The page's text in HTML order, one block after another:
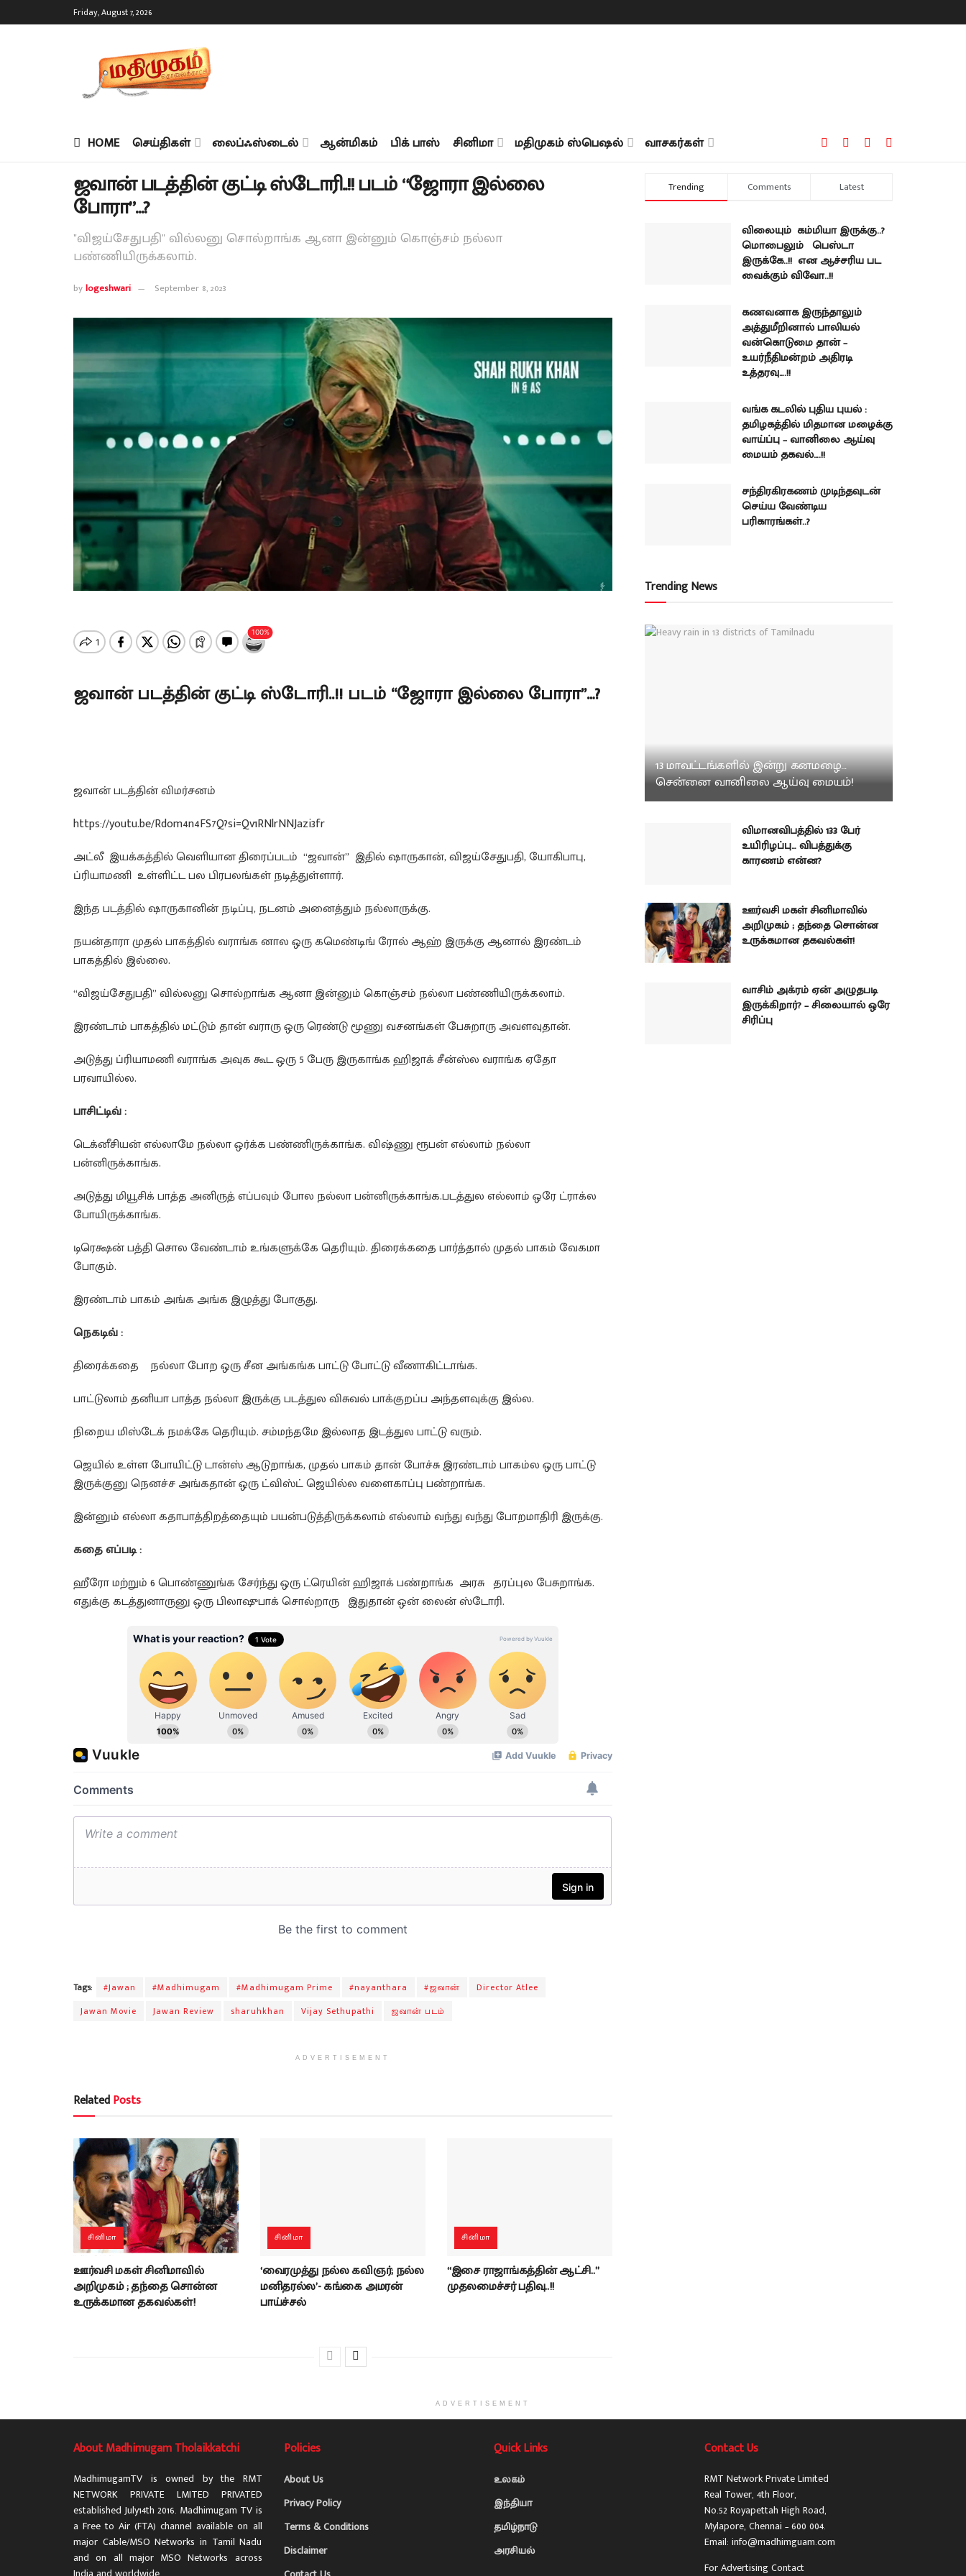
Friday, August 7, 2026
HOME செய்திகள் லைப்ஃஸ்டைல் ஆன்மிகம் பிக் பாஸ் சினிமா மதிமுகம் ஸ்பெஷல் வாசகர்கள்
ஜவான் படத்தின் குட்டி ஸ்டோரி..!! படம் “ஜோரா இல்லை
போரா”…?
"விஜய்சேதுபதி" வில்லனு சொல்றாங்க ஆனா இன்னும் கொஞ்சம் நல்லா
பண்ணியிருக்கலாம்.
bylogeshwari September 8, 2023
ஜவான் படத்தின் குட்டி ஸ்டோரி..!! படம் “ஜோரா இல்லை போரா”…?
ஜவான் படத்தின் விமர்சனம்
https://youtu.be/Rdom4n4FS7Q?si=Qv1RNlrNNJazi3fr
அட்லீ இயக்கத்தில் வெளியான திரைப்படம் “ஜவான்” இதில் ஷாருகான், விஜய்சேதுபதி, யோகிபாபு,
ப்ரியாமணி உள்ளிட்ட பல பிரபலங்கள் நடித்துள்ளார்.
இந்த படத்தில் ஷாருகானின் நடிப்பு, நடனம் அனைத்தும் நல்லாருக்கு.
நயன்தாரா முதல் பாகத்தில் வராங்க னால ஒரு கமெண்டிங் ரோல் ஆஹ் இருக்கு ஆனால் இரண்டம்
பாகத்தில் இல்லை.
“விஜய்சேதுபதி” வில்லனு சொல்றாங்க ஆனா இன்னும் கொஞ்சம் நல்லா பண்ணியிருக்கலாம்.
இரண்டாம் பாகத்தில் மட்டும் தான் வராரு ஒரு ரெண்டு மூணு வசனங்கள் பேசுறாரு அவளவுதான்.
அடுத்து ப்ரியாமணி வராங்க அவுக கூட ஒரு 5 பேரு இருகாங்க ஹிஜாக் சீன்ஸ்ல வராங்க ஏதோ
பரவாயில்ல.
பாசிட்டிவ் :
டெக்னீசியன் எல்லாமே நல்லா ஒர்க்க பண்ணிருக்காங்க. விஷ்ணு ரூபன் எல்லாம் நல்லா
பன்னிருக்காங்க.
அடுத்து மியூசிக் பாத்த அனிருத் எப்பவும் போல நல்லா பன்னிருக்காங்க.படத்துல எல்லாம் ஒரே ட்ராக்ல
போயிருக்காங்க.
டிரெக்ஷன் பத்தி சொல வேண்டாம் உங்களுக்கே தெரியும். திரைக்கதை பார்த்தால் முதல் பாகம் வேகமா
போகும்.
இரண்டாம் பாகம் அங்க அங்க இழுத்து போகுது.
நெகடிவ் :
திரைக்கதை நல்லா போற ஒரு சீன அங்கங்க பாட்டு போட்டு வீணாகிட்டாங்க.
பாட்டுலாம் தனியா பாத்த நல்லா இருக்கு படத்துல விசுவல் பாக்குறப்ப அந்தளவுக்கு இல்ல.
நிறைய மிஸ்டேக் நமக்கே தெரியும். சம்மந்தமே இல்லாத இடத்துல பாட்டு வரும்.
ஜெயில் உள்ள போயிட்டு டான்ஸ் ஆடுறாங்க, முதல் பாகம் தான் போச்சு இரண்டாம் பாகம்ல ஒரு பாட்டு
இருக்குனு நெனச்ச அங்கதான் ஒரு ட்விஸ்ட் ஜெயில்ல வளைகாப்பு பண்றாங்க.
இன்னும் எல்லா கதாபாத்திறத்தையும் பயன்படுத்திருக்கலாம் எல்லாம் வந்து வந்து போறமாதிரி இருக்கு.
கதை எப்படி :
ஹீரோ மற்றும் 6 பொண்ணுங்க சேர்ந்து ஒரு ட்ரெயின் ஹிஜாக் பண்றாங்க அரசு தரப்புல பேசுறாங்க.
எதுக்கு கடத்துனாருனு ஒரு பிலாஷுபாக் சொல்றாரு இதுதான் ஒன் லைன் ஸ்டோரி.
Tags: #Jawan #Madhimugam #Madhimugam Prime #nayanthara #ஜவான்
Director Atlee
Jawan Movie
Jawan Review sharuhkhan Vijay Sethupathi ஜவான் படம்
ADVERTISEMENT
RelatedPosts
சினிமா
ஊர்வசி மகள் சினிமாவில்
அறிமுகம் ; தந்தை சொன்ன
உருக்கமான தகவல்கள்!
சினிமா
‘வைரமுத்து நல்ல கவிஞர்; நல்ல
மனிதரல்ல’- கங்கை அமரன்
பாய்ச்சல்
சினிமா
“இசை ராஜாங்கத்தின் ஆட்சி..”
முதலமைச்சர் பதிவு..!!
Trending Comments Latest
விலையும் கம்மியா இருக்கு..?
மொபைலும் பெஸ்டா
இருக்கே..!! என ஆச்சரிய பட
வைக்கும் விவோ..!!
கணவனாக இருந்தாலும்
அத்துமீறினால் பாலியல்
வன்கொடுமை தான் –
உயர்நீதிமன்றம் அதிரடி
உத்தரவு….!!
வங்க கடலில் புதிய புயல் :
தமிழகத்தில் மிதமான மழைக்கு
வாய்ப்பு – வானிலை ஆய்வு
மையம் தகவல்….!!
சந்திரகிரகணம் முடிந்தவுடன்
செய்ய வேண்டிய
பரிகாரங்கள்..?
Trending News
13 மாவட்டங்களில் இன்று கனமழை…
சென்னை வானிலை ஆய்வு மையம்!
விமானவிபத்தில் 133 பேர்
உயிரிழப்பு… விபத்துக்கு
காரணம் என்ன?
ஊர்வசி மகள் சினிமாவில்
அறிமுகம் ; தந்தை சொன்ன
உருக்கமான தகவல்கள்!
வாசிம் அக்ரம் ஏன் அழுதபடி
இருக்கிறார்? – சிலையால் ஒரே
சிரிப்பு
ADVERTISEMENT
About Madhimugam Tholaikkatchi
MadhimugamTV is owned by the RMT
NETWORK PRIVATE LMITED PRIVATED
established July14th 2016. Madhimugam TV is
a Free to Air (FTA) channel available on all
major Cable/MSO Networks in Tamil Nadu
and on all major MSO Networks across
Policies
About Us
Privacy Policy
Terms & Conditions
Disclaimer
Quick Links
உலகம்
இந்தியா
தமிழ்நாடு
அரசியல்
Contact Us
RMT Network Private Limited
Real Tower, 4th Floor,
No.52 Royapettah High Road,
Mylapore, Chennai – 600 004.
Email: info@madhimguam.com
For Advertising Contact